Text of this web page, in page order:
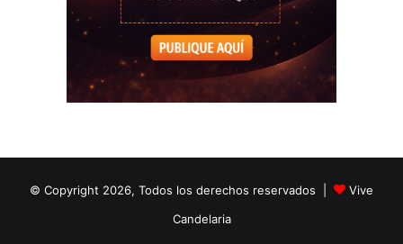
© Copyright 2026, Todos los derechos reservados |
Vive
Candelaria